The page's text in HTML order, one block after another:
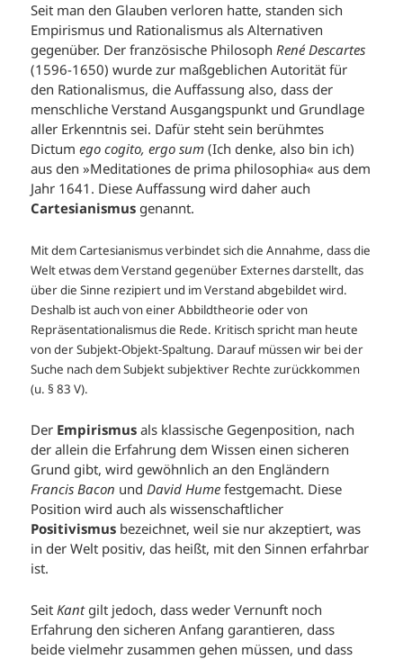
Seit man den Glauben verloren hatte, standen sich
Empirismus und Rationalismus als Alternativen
gegenüber. Der französische PhilosophRené Descartes
(1596-1650) wurde zur maßgeblichen Autorität für
den Rationalismus, die Auffassung also, dass der
menschliche Verstand Ausgangspunkt und Grundlage
aller Erkenntnis sei. Dafür steht sein berühmtes
Dictumego cogito, ergo sum (Ich denke, also bin ich)
aus den »Meditationes de prima philosophia« aus dem
Jahr 1641. Diese Auffassung wird daher auch
Cartesianismus genannt.
Mit dem Cartesianismus verbindet sich die Annahme, dass die
Welt etwas dem Verstand gegenüber Externes darstellt, das
über die Sinne rezipiert und im Verstand abgebildet wird.
Deshalb ist auch von einer Abbildtheorie oder von
Repräsentationalismus die Rede. Kritisch spricht man heute
von der Subjekt-Objekt-Spaltung. Darauf müssen wir bei der
Suche nach dem Subjekt subjektiver Rechte zurückkommen
(u. § 83 V).
Der Empirismus als klassische Gegenposition, nach
der allein die Erfahrung dem Wissen einen sicheren
Grund gibt, wird gewöhnlich an den Engländern
Francis Bacon undDavid Hume festgemacht. Diese
Position wird auch als wissenschaftlicher
Positivismus bezeichnet, weil sie nur akzeptiert, was
in der Welt positiv, das heißt, mit den Sinnen erfahrbar
ist.
SeitKantgilt jedoch, dass weder Vernunft noch
Erfahrung den sicheren Anfang garantieren, dass
beide vielmehr zusammen gehen müssen, und dass